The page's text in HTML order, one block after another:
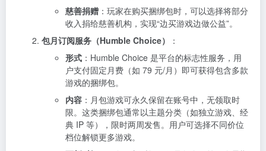
慈善捐赠 ：玩家在购买捆绑包时，可以选择将部分
收入捐给慈善机构，实现“边买游戏边做公益”。
包月订阅服务（Humble Choice）
：
形式 ：Humble Choice 是平台的标志性服务，用
户支付固定月费（如 79 元/月）即可获得包含多款
游戏的捆绑包。
内容 ：月包游戏可永久保留在账号中，无领取时
限。这类捆绑包通常以主题分类（如独立游戏、经
典 IP 等），限时两周发售。用户可选择不同价位
档位解锁更多游戏。